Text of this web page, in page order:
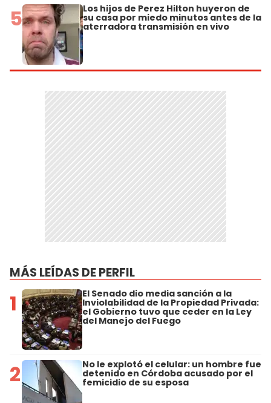
5 Los hijos de Perez Hilton huyeron de
su casa por miedo minutos antes de la
aterradora transmisión en vivo
MÁS LEÍDAS DE PERFIL
1 El Senado dio media sanción a la
Inviolabilidad de la Propiedad Privada:
el Gobierno tuvo que ceder en la Ley
del Manejo del Fuego
2 No le explotó el celular: un hombre fue
detenido en Córdoba acusado por el
femicidio de su esposa